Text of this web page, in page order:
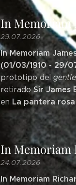
In Memoriam
29.07.2026
In Memoriam
(01/03/1910 - 29/
prototipo del
retiradoSir James
en La pantera rosa
In Memoriam
24.07.2026
In Memoriam